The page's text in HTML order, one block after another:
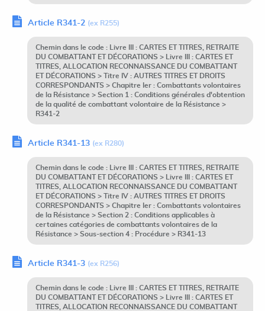
Article R341-2 (ex R255)
Chemin dans le code : Livre III : CARTES ET TITRES, RETRAITE
DU COMBATTANT ET DÉCORATIONS > Livre III : CARTES ET
TITRES, ALLOCATION RECONNAISSANCE DU COMBATTANT
ET DÉCORATIONS > Titre IV : AUTRES TITRES ET DROITS
CORRESPONDANTS > Chapitre Ier : Combattants volontaires
de la Résistance > Section 1 : Conditions générales d'obtention
de la qualité de combattant volontaire de la Résistance >
R341-2
Article R341-13 (ex R280)
Chemin dans le code : Livre III : CARTES ET TITRES, RETRAITE
DU COMBATTANT ET DÉCORATIONS > Livre III : CARTES ET
TITRES, ALLOCATION RECONNAISSANCE DU COMBATTANT
ET DÉCORATIONS > Titre IV : AUTRES TITRES ET DROITS
CORRESPONDANTS > Chapitre Ier : Combattants volontaires
de la Résistance > Section 2 : Conditions applicables à
certaines catégories de combattants volontaires de la
Résistance > Sous-section 4 : Procédure > R341-13
Article R341-3 (ex R256)
Chemin dans le code : Livre III : CARTES ET TITRES, RETRAITE
DU COMBATTANT ET DÉCORATIONS > Livre III : CARTES ET
TITRES, ALLOCATION RECONNAISSANCE DU COMBATTANT